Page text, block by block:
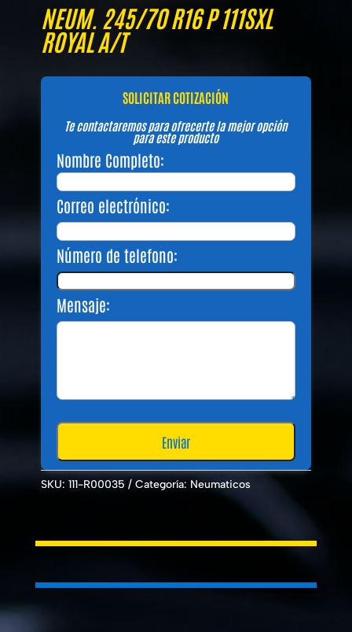
NEUM. 245/70 R16 P 111SXL
ROYAL A/T
SOLICITAR COTIZACIÓN
Te contactaremos para ofrecerte la mejor opción
para este producto
Nombre Completo:
Correo electrónico:
Número de telefono:
Mensaje:
SKU: 111-R00035 Categoría: Neumaticos